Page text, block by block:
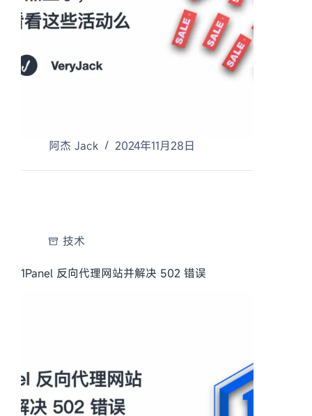
阿杰 Jack 2024年11月28日
技术
1Panel 反向代理网站并解决 502 错误